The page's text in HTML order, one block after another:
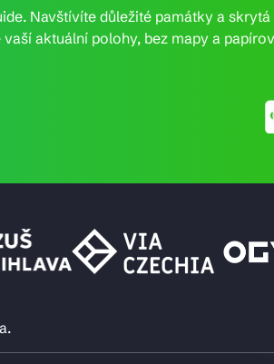
Navštívíte důležité památky a
aktuální polohy, bez mapy a